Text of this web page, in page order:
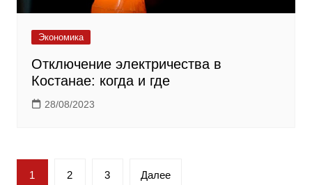
Экономика
Отключение электричества в
Костанае: когда и где
28/08/2023
Пагинация
1 2 3 Далее